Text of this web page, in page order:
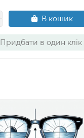
В кошик
Придбати в один клік